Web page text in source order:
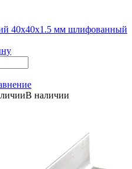
40х40х1.5 мм шлифованный
В наличии